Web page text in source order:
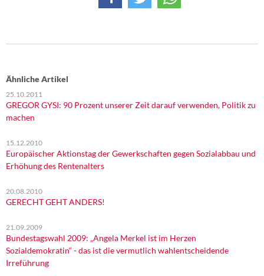
Weitere Themen
Memo-Gruppe
Institut Solidarische Moderne
Über mich
Kontakt
Ähnliche Artikel
25.10.2011
GREGOR GYSI: 90 Prozent unserer Zeit darauf verwenden, Politik zu
machen
15.12.2010
Europäischer Aktionstag der Gewerkschaften gegen Sozialabbau und
Erhöhung des Rentenalters
20.08.2010
GERECHT GEHT ANDERS!
21.09.2009
Bundestagswahl 2009: „Angela Merkel ist im Herzen
Sozialdemokratin“ - das ist die vermutlich wahlentscheidende
Irreführung